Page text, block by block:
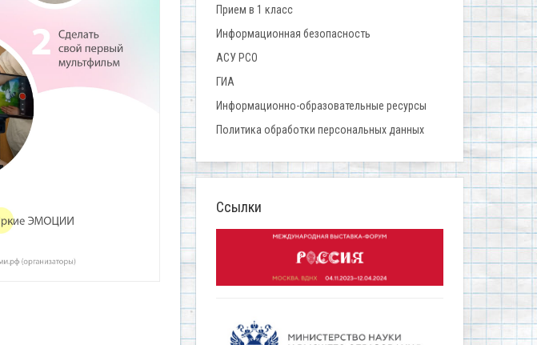
Прием в 1 класс
Информационная безопасность
АСУ РСО
ГИА
Информационно-образовательные ресурсы
Политика обработки персональных данных
Ссылки